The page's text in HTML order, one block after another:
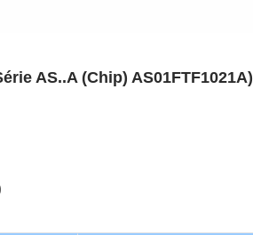
AS..A (Chip) AS01FTF1021A)